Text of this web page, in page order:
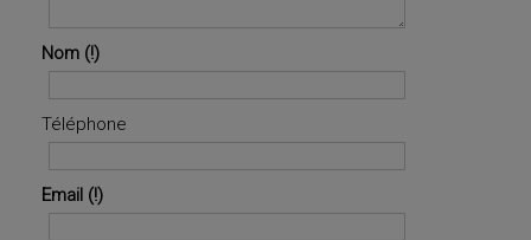
Nom
Téléphone
Email